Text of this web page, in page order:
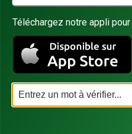
Téléchargez notre appli